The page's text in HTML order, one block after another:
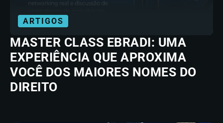
ARTIGOS
MASTER CLASS EBRADI: UMA
EXPERIÊNCIA QUE APROXIMA
VOCÊ DOS MAIORES NOMES DO
DIREITO